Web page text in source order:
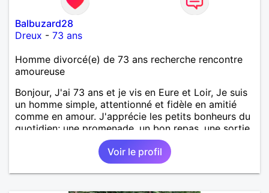
Balbuzard28
Dreux - 73 ans
Homme divorcé(e) de 73 ans recherche rencontre
amoureuse
Bonjour, J'ai 73 ans et je vis en Eure et Loir, Je suis
un homme simple, attentionné et fidèle en amitié
comme en amour. J'apprécie les petits bonheurs du
quotidien; une promenade, un bon repas, une sortie,
une discision agréable ou un moment de détente à
deux. Je souhaite rencontrer une femme douce,
honnête et bienveillante, avec qui partager des
moments de complicité, de rire et de confiance. Je
Voir le profil